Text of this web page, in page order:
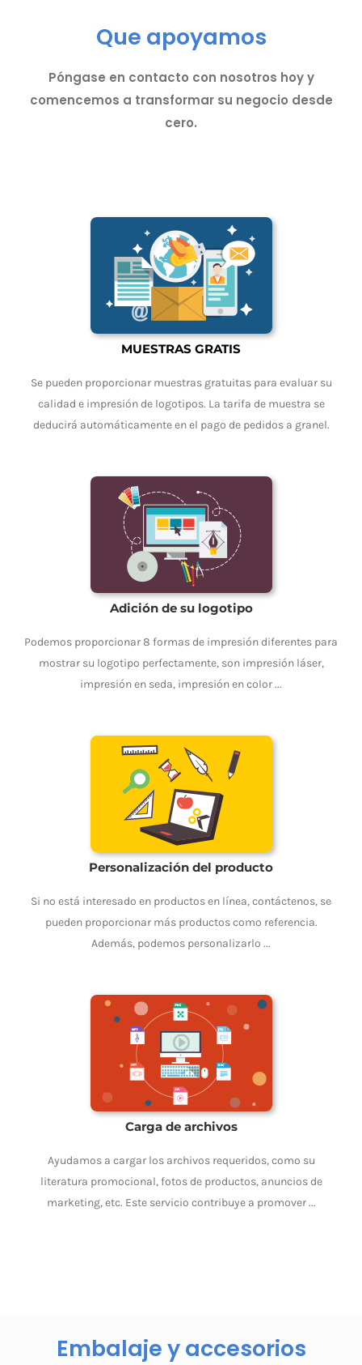
Que apoyamos
Póngase en contacto con nosotros hoy y
comencemos a transformar su negocio desde
cero.
MUESTRAS GRATIS
Se pueden proporcionar muestras gratuitas para evaluar su
calidad e impresión de logotipos. La tarifa de muestra se
deducirá automáticamente en el pago de pedidos a granel.
Adición de su logotipo
Podemos proporcionar 8 formas de impresión diferentes para
mostrar su logotipo perfectamente, son impresión láser,
impresión en seda, impresión en color ...
Personalización del producto
Si no está interesado en productos en línea, contáctenos, se
pueden proporcionar más productos como referencia.
Además, podemos personalizarlo ...
Carga de archivos
Ayudamos a cargar los archivos requeridos, como su
literatura promocional, fotos de productos, anuncios de
marketing, etc. Este servicio contribuye a promover ...
Embalaje y accesorios